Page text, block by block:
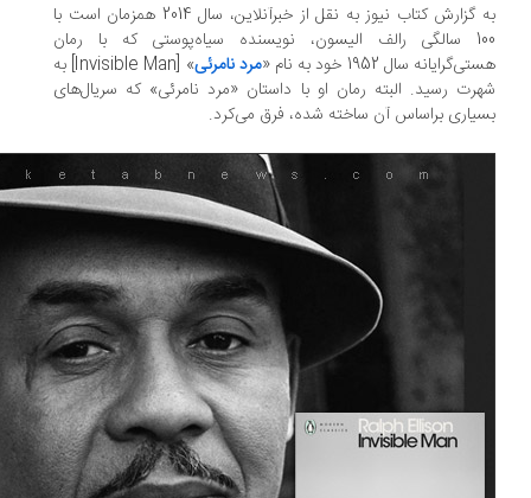
به گزارش کتاب نیوز به نقل از خبرآنلاین، سال 2014 همزمان است با
100 سالگی رالف الیسون، نویسنده سیاه‌پوستی که با رمان
سال 1952 خود به نام «
مرد نامرئی
» [Invisible Man] به
رسید. البته رمان او با داستان «مرد نامرئی» که سریال‌های
براساس آن ساخته شده، فرق می‌کرد.